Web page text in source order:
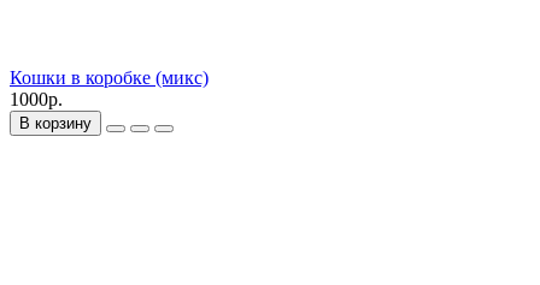
Кошки в коробке (микс)
1000р.
В корзину